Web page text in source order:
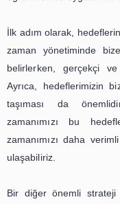
zamanınızı doğru
gerekli adımları
Son olarak,
ayırmayı
odaklanarak
olmayabilir.
olabilirsiniz.